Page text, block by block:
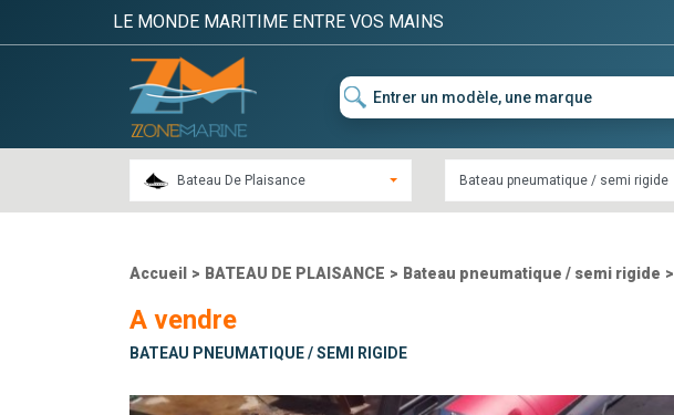
LE MONDE MARITIME ENTRE VOS MAINS
Bateau De Plaisance Bateau pneumatique / semi rigide
Accueil > BATEAU DE PLAISANCE > Bateau pneumatique / semi rigide >
A vendre
BATEAU PNEUMATIQUE / SEMI RIGIDE